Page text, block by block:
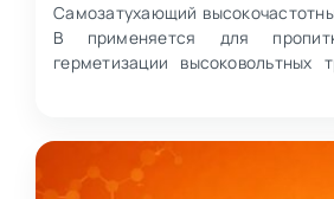
Самозатухающий
В применяется для
герметизации высоковольтных